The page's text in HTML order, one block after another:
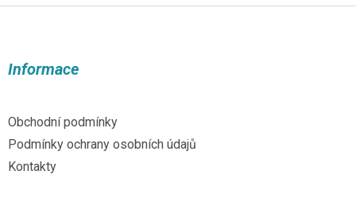
Informace
Obchodní podmínky
Podmínky ochrany osobních údajů
Kontakty